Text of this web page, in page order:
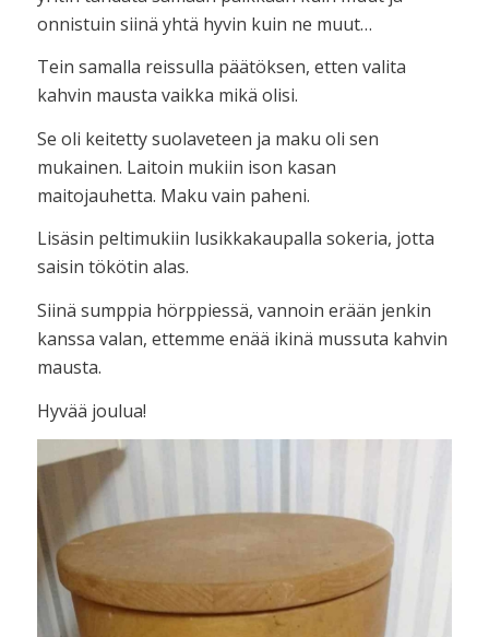
onnistuin siinä yhtä hyvin kuin ne muut…
Tein samalla reissulla päätöksen, etten valita
kahvin mausta vaikka mikä olisi.
Se oli keitetty suolaveteen ja maku oli sen
mukainen. Laitoin mukiin ison kasan
maitojauhetta. Maku vain paheni.
Lisäsin peltimukiin lusikkakaupalla sokeria, jotta
saisin tökötin alas.
Siinä sumppia hörppiessä, vannoin erään jenkin
kanssa valan, ettemme enää ikinä mussuta kahvin
mausta.
Hyvää joulua!